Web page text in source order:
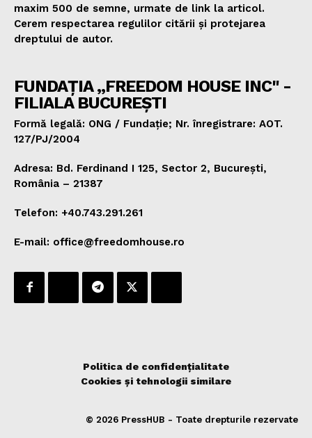
maxim 500 de semne, urmate de link la articol.
Cerem respectarea regulilor citării și protejarea
dreptului de autor.
FUNDAȚIA „FREEDOM HOUSE INC" -
FILIALA BUCUREȘTI
Formă legală: ONG / Fundație; Nr. înregistrare: AOT.
127/PJ/2004
Adresa: Bd. Ferdinand I 125, Sector 2, București,
România – 21387
Telefon: +40.743.291.261
E-mail: office@freedomhouse.ro
Politica de confidențialitate
Cookies și tehnologii similare
© 2026 PressHUB - Toate drepturile rezervate